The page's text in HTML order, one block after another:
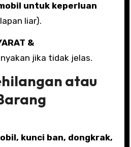
liar).
&
jika tidak jelas.
atau
kunci ban, dongkrak,